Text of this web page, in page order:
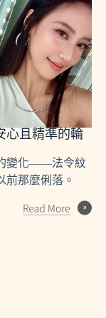
心且精準的輪
變化——法令紋
前那麼俐落。